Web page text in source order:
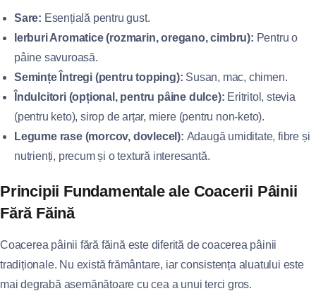
Sare: Esențială pentru gust.
Ierburi Aromatice (rozmarin, oregano, cimbru): Pentru o
pâine savuroasă.
Semințe Întregi (pentru topping): Susan, mac, chimen.
Îndulcitori (opțional, pentru pâine dulce): Eritritol, stevia
(pentru keto), sirop de arțar, miere (pentru non-keto).
Legume rase (morcov, dovlecel): Adaugă umiditate, fibre și
nutrienți, precum și o textură interesantă.
Principii Fundamentale ale Coacerii Pâinii
Fără Făină
Coacerea pâinii fără făină este diferită de coacerea pâinii
tradiționale. Nu există frământare, iar consistența aluatului este
mai degrabă asemănătoare cu cea a unui terci gros.